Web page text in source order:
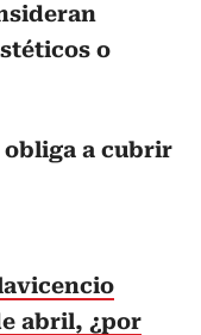
o
obliga a cubrir
abril, ¿por